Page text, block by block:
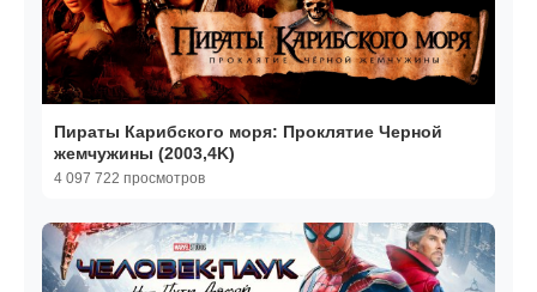
Пираты Карибского моря: Проклятие Черной
жемчужины (2003,4K)
4 097 722 просмотров